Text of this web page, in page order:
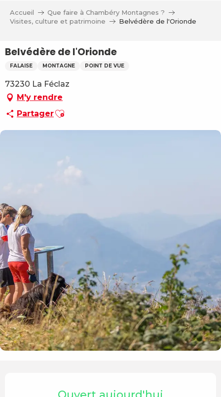
Accueil
Que faire à Chambéry Montagnes ?
Visites, culture et patrimoine
Belvédère de l'Orionde
Belvédère de l'Orionde
FALAISE MONTAGNE POINT DE VUE
73230 La Féclaz
M'y rendre
PartagerAjouter aux favoris